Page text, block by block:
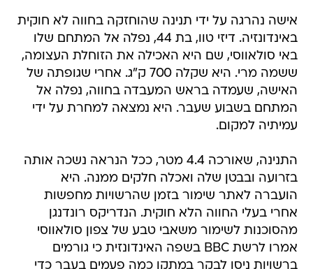
אישה נהרגה על ידי תנינה שהוחזקה בחווה לא חוקית
באינדונזיה. דיזי טוו, בת 44, נפלה אל המתחם שלו
באי סולאווסי, שם היא האכילה את הזוחלת העצומה,
ששמה מרי. היא שקלה 700 ק"ג. אחרי שגופתה של
האישה, שעמדה בראש המעבדה בחווה, נפלה אל
המתחם בשבוע שעבר. היא נמצאה למחרת על ידי
עמיתיה למקום.
התנינה, שאורכה 4.4 מטר, ככל הנראה נשכה אותה
בזרועה ובבטן שלה ואכלה חלקים ממנה. היא
הועברה לאתר שימור בזמן שהרשויות מחפשות
אחרי בעלי החווה הלא חוקית. הנדריקס רונדנגן
מהסוכנות לשימור משאבי טבע של צפון סולאווסי
אמרו לרשת BBC בשפה האינדונזית כי גורמים
ברשויות ניסו לבקר במתקן כמה פעמים בעבר כדי